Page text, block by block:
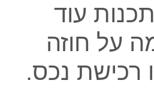
עוד
על חוזה
רכישת נכס.